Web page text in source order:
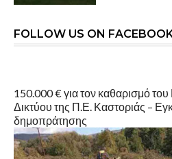
FOLLOW US ON
150.000 € για τον καθαρισμό
Δικτύου της Π.Ε. Καστοριάς –
δημοπράτησης